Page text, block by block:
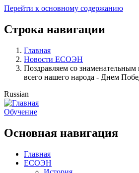
Перейти к основному содержанию
Строка навигации
Главная
Новости ЕСОЭН
Поздравляем со
всего нашего народа - Днем
Russian
Обучение
Основная навигация
Главная
ЕСОЭН